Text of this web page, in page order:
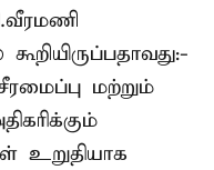
மற்றும்
உறுதியாக